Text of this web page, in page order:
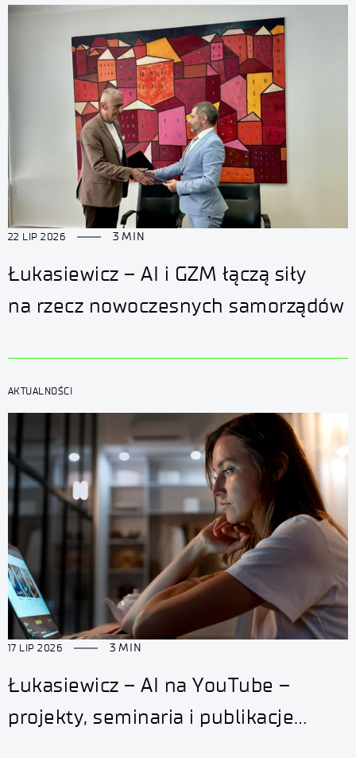
22 LIP 2026 3 MIN
Łukasiewicz – AI i GZM łączą siły
na rzecz nowoczesnych samorządów
AKTUALNOŚCI
17 LIP 2026 3 MIN
Łukasiewicz – AI na YouTube –
projekty, seminaria i publikacje